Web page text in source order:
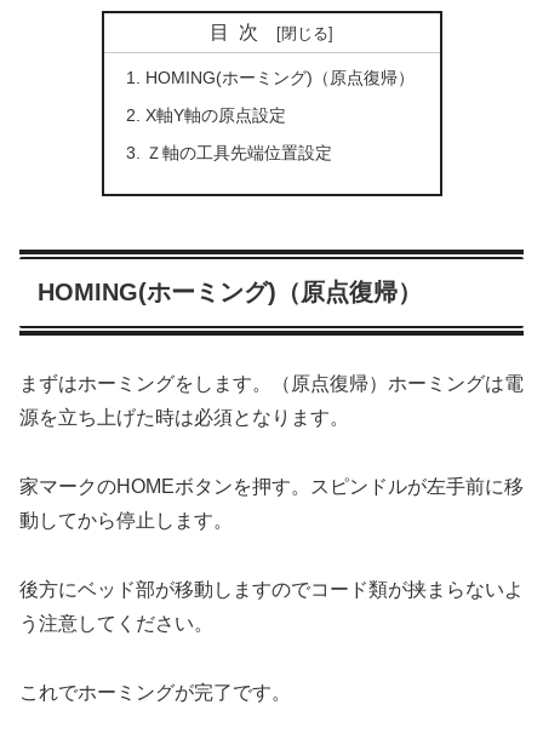
目次
HOMING(ホーミング)（原点復帰）
X軸Y軸の原点設定
Ｚ軸の工具先端位置設定
HOMING(ホーミング)（原点復帰）
まずはホーミングをします。（原点復帰）ホーミングは電
源を立ち上げた時は必須となります。
家マークのHOMEボタンを押す。スピンドルが左手前に移
動してから停止します。
後方にベッド部が移動しますのでコード類が挟まらないよ
う注意してください。
これでホーミングが完了です。